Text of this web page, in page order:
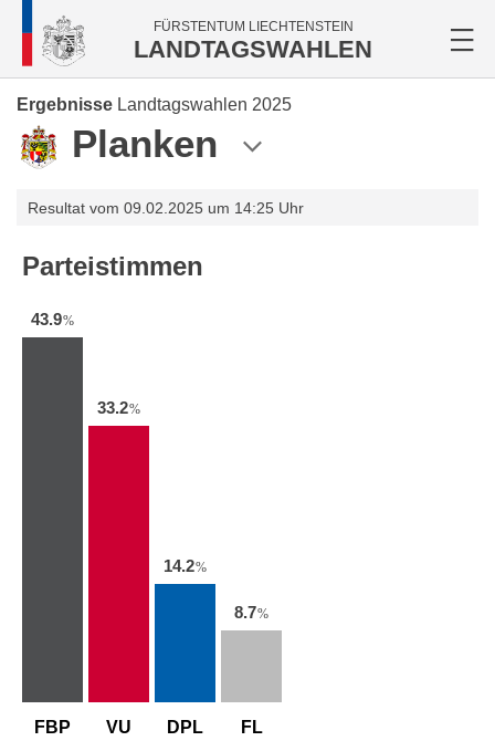
FÜRSTENTUM LIECHTENSTEIN
LANDTAGSWAHLEN
Ergebnisse Landtagswahlen 2025
Planken
Resultat vom 09.02.2025 um 14:25 Uhr
Parteistimmen
43.9%
FBP
33.2%
VU
14.2%
DPL
8.7%
FL